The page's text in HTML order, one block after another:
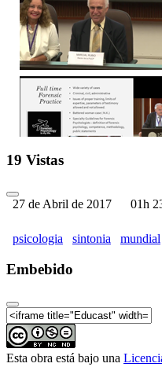
19 Vistas
27 de Abril de 2017 01h
psicologia sintonia mundial
Embebido
Esta obra está bajo una